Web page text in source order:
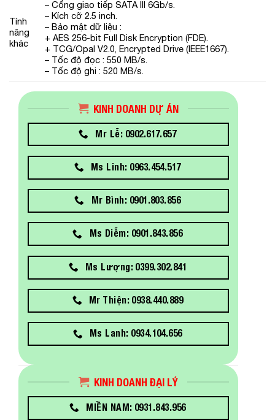
Tính
năng
khác
– Cổng giao tiếp SATA III 6Gb/s.
– Kích cỡ 2.5 inch.
– Bảo mật dữ liệu :
+ AES 256-bit Full Disk Encryption (FDE).
+ TCG/Opal V2.0, Encrypted Drive (IEEE1667).
– Tốc độ đọc : 550 MB/s.
– Tốc độ ghi : 520 MB/s.
KINH DOANH DỰ ÁN
Mr Lễ: 0902.617.657
Ms Linh: 0963.454.517
Mr Bình: 0901.803.856
Ms Diễm: 0901.843.856
Ms Lượng: 0399.302.841
Mr Thiện: 0938.440.889
Ms Lanh: 0934.104.656
KINH DOANH ĐẠI LÝ
MIỀN NAM: 0931.843.956